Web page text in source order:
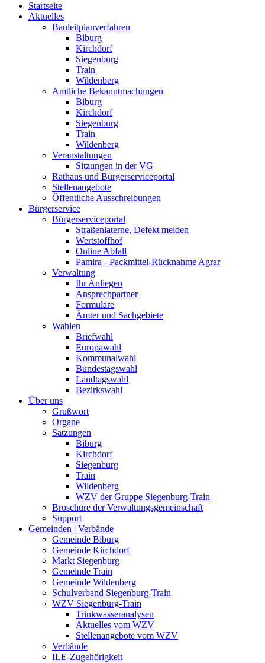
Startseite
Aktuelles
Bauleitplanverfahren
Biburg
Kirchdorf
Siegenburg
Train
Wildenberg
Amtliche Bekanntmachungen
Biburg
Kirchdorf
Siegenburg
Train
Wildenberg
Veranstaltungen
Sitzungen in der VG
Rathaus und Bürgerserviceportal
Stellenangebote
Öffentliche Ausschreibungen
Bürgerservice
Bürgerserviceportal
Straßenlaterne, Defekt melden
Wertstoffhof
Online Abfall
Pamira - Packmittel-Rücknahme Agrar
Verwaltung
Ihr Anliegen
Ansprechpartner
Formulare
Ämter und Sachgebiete
Wahlen
Briefwahl
Europawahl
Kommunalwahl
Bundestagswahl
Landtagswahl
Bezirkswahl
Über uns
Grußwort
Organe
Satzungen
Biburg
Kirchdorf
Siegenburg
Train
Wildenberg
WZV der Gruppe Siegenburg-Train
Broschüre der Verwaltungsgemeinschaft
Support
Gemeinden | Verbände
Gemeinde Biburg
Gemeinde Kirchdorf
Markt Siegenburg
Gemeinde Train
Gemeinde Wildenberg
Schulverband Siegenburg-Train
WZV Siegenburg-Train
Trinkwasseranalysen
Aktuelles vom WZV
Stellenangebote vom WZV
Verbände
ILE-Zugehörigkeit